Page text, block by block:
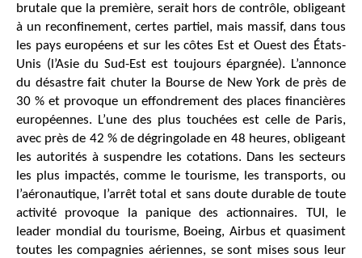
brutale que la première, serait hors de contrôle, obligeant
à un reconfinement, certes partiel, mais massif, dans tous
les pays européens et sur les côtes Est et Ouest des États-
Unis (l’Asie du Sud-Est est toujours épargnée). L’annonce
du désastre fait chuter la Bourse de New York de près de
30 % et provoque un effondrement des places financières
européennes. L’une des plus touchées est celle de Paris,
avec près de 42 % de dégringolade en 48 heures, obligeant
les autorités à suspendre les cotations. Dans les secteurs
les plus impactés, comme le tourisme, les transports, ou
l’aéronautique, l’arrêt total et sans doute durable de toute
activité provoque la panique des actionnaires. TUI, le
leader mondial du tourisme, Boeing, Airbus et quasiment
toutes les compagnies aériennes, se sont mises sous leur